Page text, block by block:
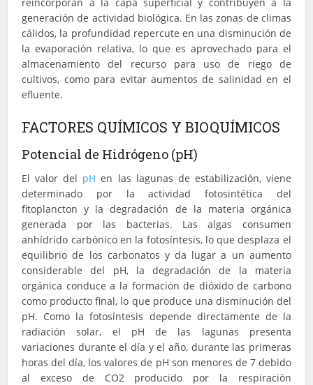
generación de actividad biológica. En las zonas de climas
cálidos, la profundidad repercute en una disminución de
la evaporación relativa, lo que es aprovechado para el
almacenamiento del recurso para uso de riego de
cultivos, como para evitar aumentos de salinidad en el
efluente.
FACTORES QUÍMICOS Y BIOQUÍMICOS
Potencial de Hidrógeno (pH)
El valor del pH en las lagunas de estabilización, viene
determinado por la actividad fotosintética del
fitoplancton y la degradación de la materia orgánica
generada por las bacterias. Las algas consumen
anhídrido carbónico en la fotosíntesis, lo que desplaza el
equilibrio de los carbonatos y da lugar a un aumento
considerable del pH, la degradación de la materia
orgánica conduce a la formación de dióxido de carbono
como producto final, lo que produce una disminución del
pH. Como la fotosíntesis depende directamente de la
radiación solar, el pH de las lagunas presenta
variaciones durante el día y el año, durante las primeras
horas del día, los valores de pH son menores de 7 debido
al exceso de CO2 producido por la respiración